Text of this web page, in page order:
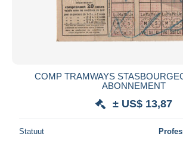
COMP TRAMWAYS
ABONNEMENT
± US$ 13,87
Statuut